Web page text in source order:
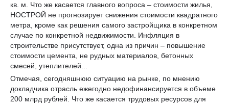
кв. м. Что же касается главного вопроса – стоимости жилья,
НОСТРОЙ не прогнозирует снижения стоимости квадратного
метра, кроме как решения самого застройщика в конкретном
случае по конкретной недвижимости. Инфляция в
строительстве присутствует, одна из причин – повышение
стоимости цемента, не рудных материалов, бетонных
смесей, утеплителей...
Отмечая, сегодняшнюю ситуацию на рынке, по мнению
докладчика отрасль ежегодно недофинансируется в объеме
200 млрд рублей. Что же касается трудовых ресурсов для